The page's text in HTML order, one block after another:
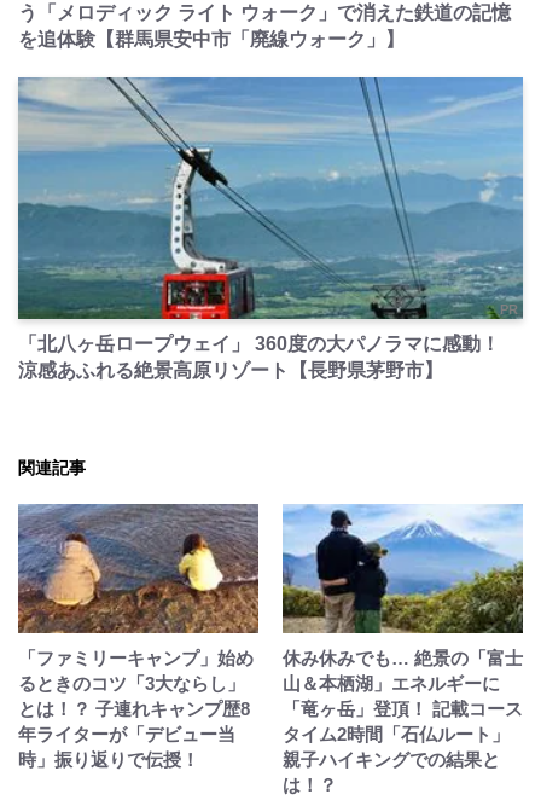
う「メロディック ライト ウォーク」で消えた鉄道の記憶
を追体験【群馬県安中市「廃線ウォーク」】
PR
「北八ヶ岳ロープウェイ」 360度の大パノラマに感動！
涼感あふれる絶景高原リゾート【長野県茅野市】
関連記事
「ファミリーキャンプ」始め
るときのコツ「3大ならし」
とは！？ 子連れキャンプ歴8
年ライターが「デビュー当
時」振り返りで伝授！
休み休みでも… 絶景の「富士
山＆本栖湖」エネルギーに
「竜ヶ岳」登頂！ 記載コース
タイム2時間「石仏ルート」
親子ハイキングでの結果と
は！？